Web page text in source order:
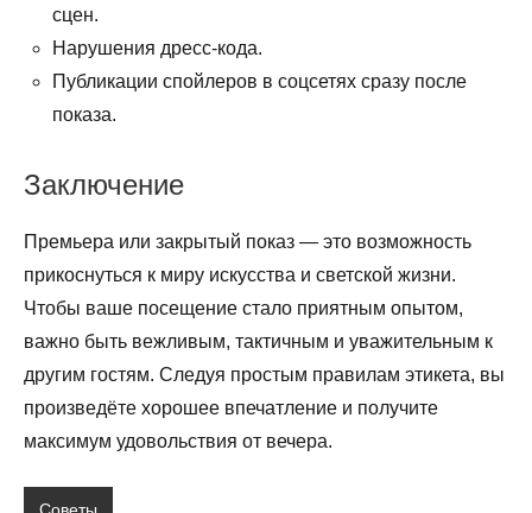
сцен.
Нарушения дресс-кода.
Публикации спойлеров в соцсетях сразу после
показа.
Заключение
Премьера или закрытый показ — это возможность
прикоснуться к миру искусства и светской жизни.
Чтобы ваше посещение стало приятным опытом,
важно быть вежливым, тактичным и уважительным к
другим гостям. Следуя простым правилам этикета, вы
произведёте хорошее впечатление и получите
максимум удовольствия от вечера.
Советы